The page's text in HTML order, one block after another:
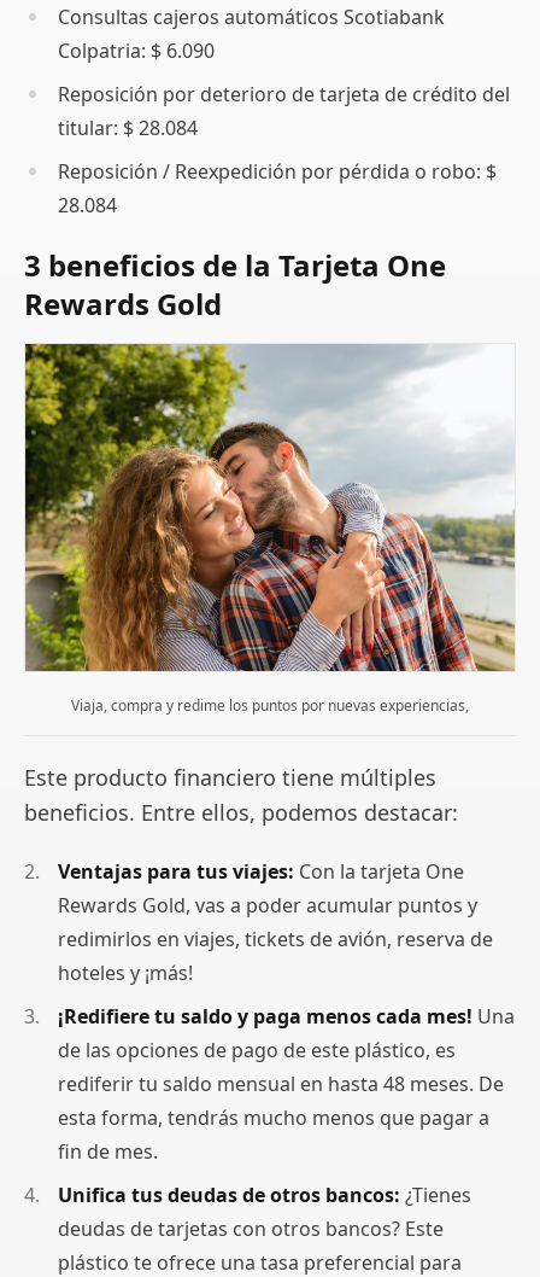
Consultas cajeros automáticos Scotiabank
Colpatria: $ 6.090
Reposición por deterioro de tarjeta de crédito del
titular: $ 28.084
Reposición / Reexpedición por pérdida o robo: $
28.084
3 beneficios de la Tarjeta One
Rewards Gold
Viaja, compra y redime los puntos por nuevas experiencias,
Este producto financiero tiene múltiples
beneficios. Entre ellos, podemos destacar:
Ventajas para tus viajes: Con la tarjeta One
Rewards Gold, vas a poder acumular puntos y
redimirlos en viajes, tickets de avión, reserva de
hoteles y ¡más!
¡Redifiere tu saldo y paga menos cada mes! Una
de las opciones de pago de este plástico, es
rediferir tu saldo mensual en hasta 48 meses. De
esta forma, tendrás mucho menos que pagar a
fin de mes.
Unifica tus deudas de otros bancos: ¿Tienes
deudas de tarjetas con otros bancos? Este
plástico te ofrece una tasa preferencial para